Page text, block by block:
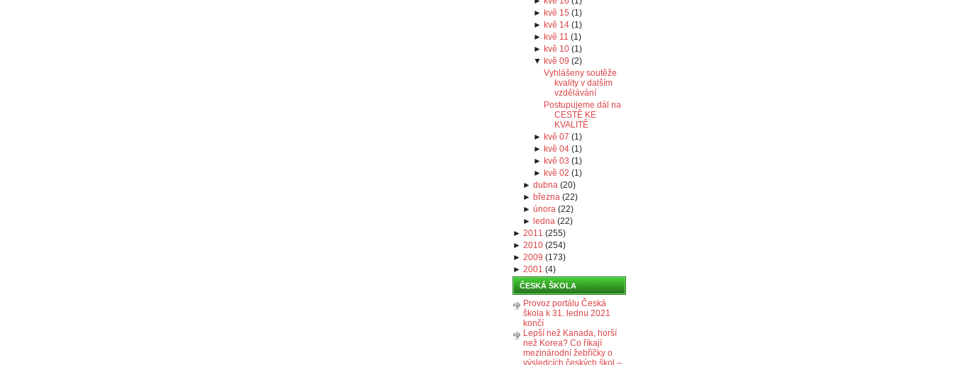
► kvě 15 (1)
► kvě 14(1)
► kvě 11 (1)
► kvě 10(1)
▼ kvě 09 (2)
Vyhlášeny soutěže
kvality v dalším
vzdělávání
Postupujeme dál na
CESTĚ KE
KVALITĚ
► kvě 07 (1)
► kvě 04(1)
► kvě 03 (1)
► kvě 02 (1)
►dubna (20)
► března (22)
►února (22)
► ledna (22)
► 2011 (255)
► 2010 (254)
► 2009 (173)
► 2001 (4)
ČESKÁ ŠKOLA
Provoz portálu Česká
škola k 31. lednu 2021
končí
Lepší než Kanada, horší
než Korea? Co říkají
mezinárodní žebříčky o
výsledcích českých škol –